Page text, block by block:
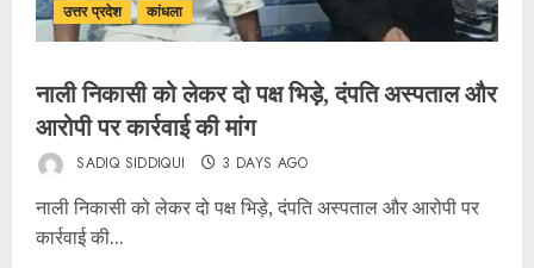
उत्तर प्रदेश कांधला
नाली निकासी को लेकर दो पक्ष भिड़े, दंपति अस्पताल और
आरोपी पर कार्रवाई की मांग
SADIQ SIDDIQUI 3 DAYS AGO
नाली निकासी को लेकर दो पक्ष भिड़े, दंपति अस्पताल और आरोपी पर
कार्रवाई की...